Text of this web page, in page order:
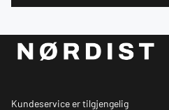
Kundeservice er tilgjengelig